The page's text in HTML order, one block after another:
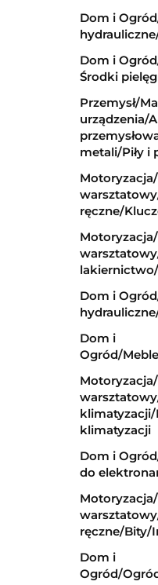
Dom i
Dom i
Środki
Przemysł/
urządzenia/
metali/Piły i
ręczne/
Dom i
Dom i
Ogród/
klimatyzacji/
klimatyzacji
Dom i
do
ręczne/Bity/
Dom i
Ogród/